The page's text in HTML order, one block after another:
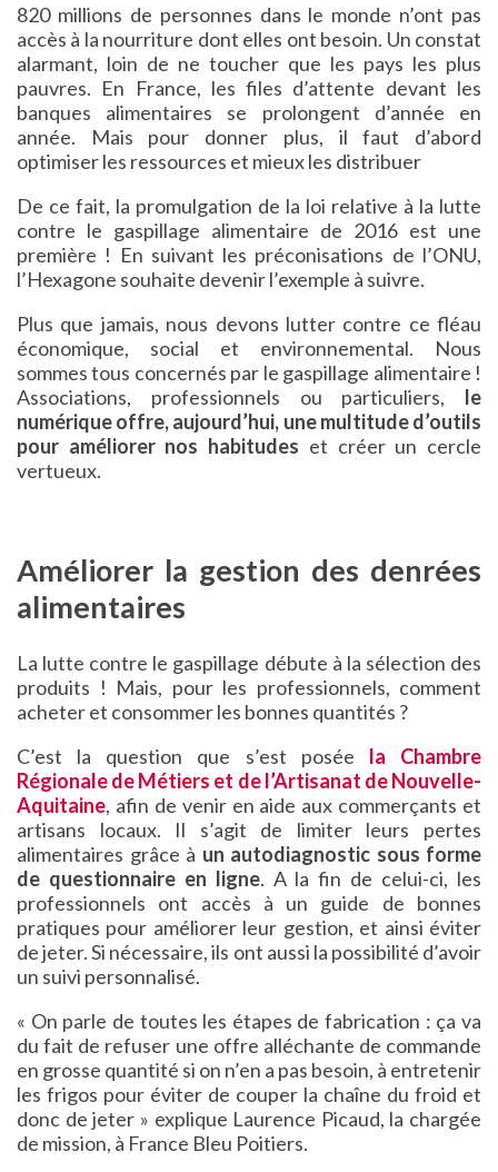
820 millions de personnes dans le monde n’ont pas
accès à la nourriture dont elles ont besoin. Un constat
alarmant, loin de ne toucher que les pays les plus
pauvres. En France, les files d’attente devant les
banques alimentaires se prolongent d’année en
année. Mais pour donner plus, il faut d’abord
optimiser les ressources et mieux les distribuer
De ce fait, la promulgation de la loi relative à la lutte
contre le gaspillage alimentaire de 2016 est une
première ! En suivant les préconisations de l’ONU,
l’Hexagone souhaite devenir l’exemple à suivre.
Plus que jamais, nous devons lutter contre ce fléau
économique, social et environnemental. Nous
sommes tous concernés par le gaspillage alimentaire !
Associations, professionnels ou particuliers, le
numérique offre, aujourd’hui, une multitude d’outils
pour améliorer nos habitudes et créer un cercle
vertueux.
Améliorer la gestion des denrées
alimentaires
La lutte contre le gaspillage débute à la sélection des
produits ! Mais, pour les professionnels, comment
acheter et consommer les bonnes quantités ?
C’est la question que s’est posée la Chambre
Régionale de Métiers et de l’Artisanat de Nouvelle-
Aquitaine, afin de venir en aide aux commerçants et
artisans locaux. Il s’agit de limiter leurs pertes
alimentaires grâce à un autodiagnostic sous forme
de questionnaire en ligne. A la fin de celui-ci, les
professionnels ont accès à un guide de bonnes
pratiques pour améliorer leur gestion, et ainsi éviter
de jeter. Si nécessaire, ils ont aussi la possibilité d’avoir
un suivi personnalisé.
« On parle de toutes les étapes de fabrication : ça va
du fait de refuser une offre alléchante de commande
en grosse quantité si on n’en a pas besoin, à entretenir
les frigos pour éviter de couper la chaîne du froid et
donc de jeter » explique Laurence Picaud, la chargée
de mission, à France Bleu Poitiers.